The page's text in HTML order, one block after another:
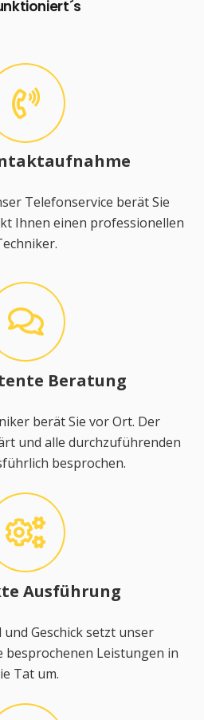
Telefonservice berät Sie
Ihnen einen professionellen
Beratung
berät Sie vor Ort. Der
und alle durchzuführenden
besprochen.
Ausführung
Geschick setzt unser
besprochenen Leistungen in
Tat um.